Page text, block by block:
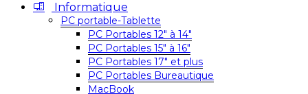
Informatique
PC portable-Tablette
PC Portables 12″ à 14″
PC Portables 15″ à 16″
PC Portables 17″ et plus
PC Portables Bureautique
MacBook